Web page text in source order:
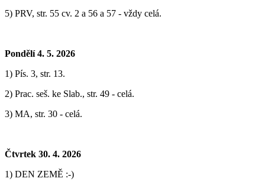
5) PRV, str. 55 cv. 2 a 56 a 57 - vždy celá.
Pondělí 4. 5. 2026
1) Pís. 3, str. 13.
2) Prac. seš. ke Slab., str. 49 - celá.
3) MA, str. 30 - celá.
Čtvrtek 30. 4. 2026
1) DEN ZEMĚ :-)